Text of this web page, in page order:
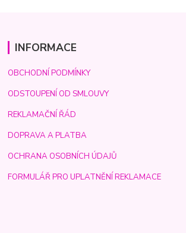
INFORMACE
OBCHODNÍ PODMÍNKY
ODSTOUPENÍ OD SMLOUVY
REKLAMAČNÍ ŘÁD
DOPRAVA A PLATBA
OCHRANA OSOBNÍCH ÚDAJŮ
FORMULÁŘ PRO UPLATNĚNÍ REKLAMACE